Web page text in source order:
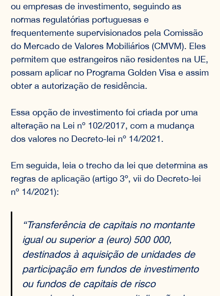
ou empresas de investimento, seguindo as
normas regulatórias portuguesas e
frequentemente supervisionados pela Comissão
do Mercado de Valores Mobiliários (CMVM). Eles
permitem que estrangeiros não residentes na UE,
possam aplicar no Programa Golden Visa e assim
obter a autorização de residência.
Essa opção de investimento foi criada por uma
alteração na Lei nº 102/2017, com a mudança
dos valores no Decreto-lei nº 14/2021.
Em seguida, leia o trecho da lei que determina as
regras de aplicação (artigo 3º, vii do Decreto-lei
nº 14/2021):
“Transferência de capitais no montante
igual ou superior a (euro) 500 000,
destinados à aquisição de unidades de
participação em fundos de investimento
ou fundos de capitais de risco